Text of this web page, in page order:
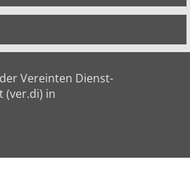
Vereinten Dienst­
(ver.di) in